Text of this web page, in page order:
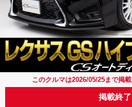
このクルマは2026/05/25まで掲
掲載終了